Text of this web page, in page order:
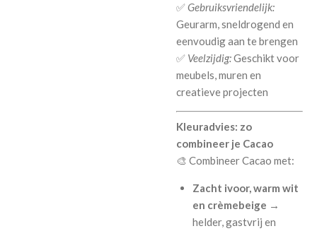
✅Gebruiksvriendelijk:
Geurarm, sneldrogend en
eenvoudig aan te brengen
✅ Veelzijdig:Geschikt voor
meubels, muren en
creatieve projecten
Kleuradvies: zo
combineer je Cacao
🎨 Combineer Cacao met:
Zacht ivoor, warm wit
en crèmebeige →
helder, gastvrij en